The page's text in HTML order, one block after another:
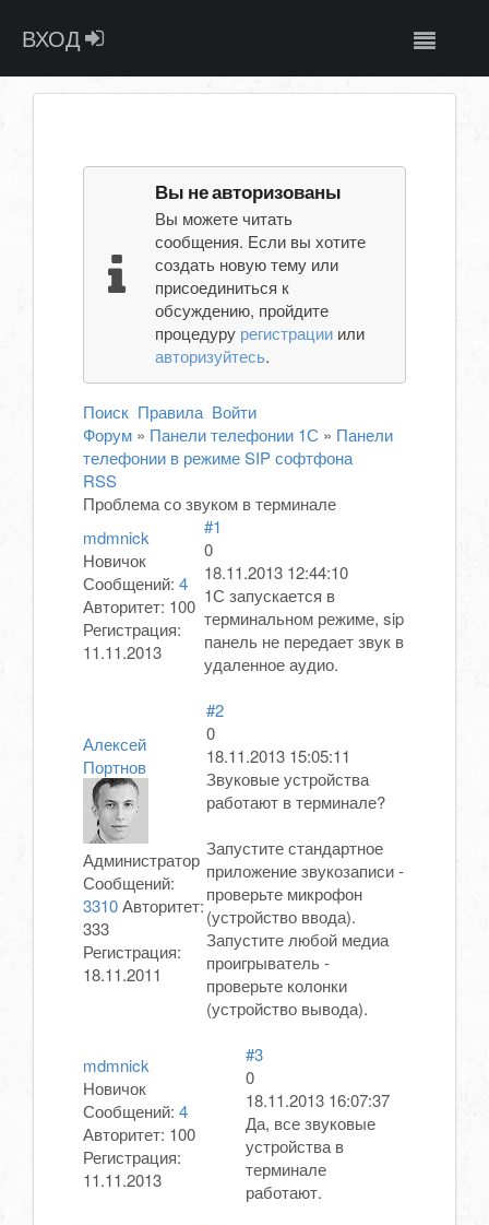
ВХОД
Вы не авторизованы
Вы можете читать
сообщения. Если вы хотите
создать новую тему или
присоединиться к
обсуждению, пройдите
процедуру регистрацииили
авторизуйтесь.
Поиск Правила Войти
Форум » Панели телефонии 1С » Панели
телефонии в режиме SIP софтфона
RSS
Проблема со звуком в терминале
mdmnick
Новичок
Сообщений: 4
Авторитет: 100
Регистрация:
11.11.2013
#1
0
18.11.2013 12:44:10
1С запускается в
терминальном режиме, sip
панель не передает звук в
удаленное аудио.
Алексей
Портнов
Администратор
Сообщений:
3310Авторитет:
333
Регистрация:
18.11.2011
#2
0
18.11.2013 15:05:11
Звуковые устройства
работают в терминале?
Запустите стандартное
приложение звукозаписи -
проверьте микрофон
(устройство ввода).
Запустите любой медиа
проигрыватель -
проверьте колонки
(устройство вывода).
mdmnick
Новичок
Сообщений: 4
Авторитет: 100
Регистрация:
11.11.2013
#3
0
18.11.2013 16:07:37
Да, все звуковые
устройства в
терминале
работают.